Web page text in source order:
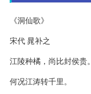
《洞仙歌》
宋代 晁补之
江陵种橘，尚比封侯贵。
何况江涛转千里。